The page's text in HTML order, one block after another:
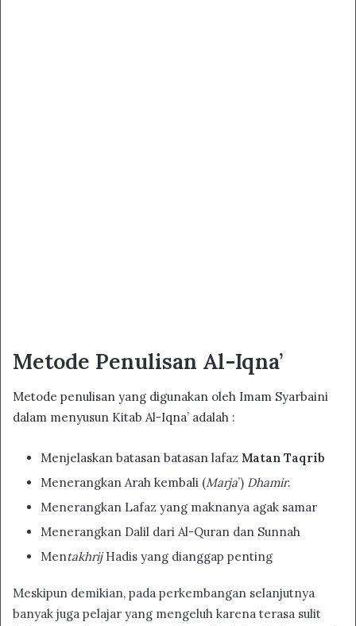
Metode Penulisan Al-Iqna’
Metode penulisan yang digunakan oleh Imam Syarbaini
dalam menyusun Kitab Al-Iqna’ adalah :
Menjelaskan batasan batasan lafaz Matan Taqrib
Menerangkan Arah kembali (Marja’) Dhamir.
Menerangkan Lafaz yang maknanya agak samar
Menerangkan Dalil dari Al-Quran dan Sunnah
MentakhrijHadis yang dianggap penting
Meskipun demikian, pada perkembangan selanjutnya
banyak juga pelajar yang mengeluh karena terasa sulit